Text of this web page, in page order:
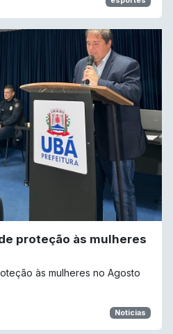
proteção às mulheres
às mulheres no Agosto
Noticias